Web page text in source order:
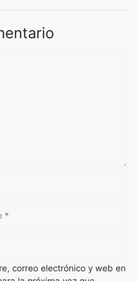
correo electrónico y web en